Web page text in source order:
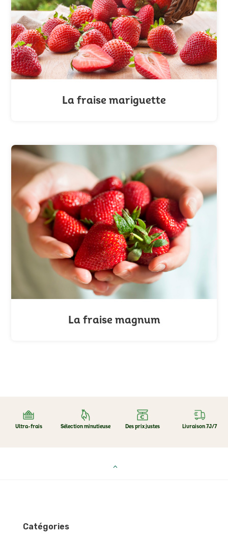
La fraise mariguette
La fraise magnum
Ultra-frais Sélection minutieuse Des prix justes Livraison 7J/7
Catégories